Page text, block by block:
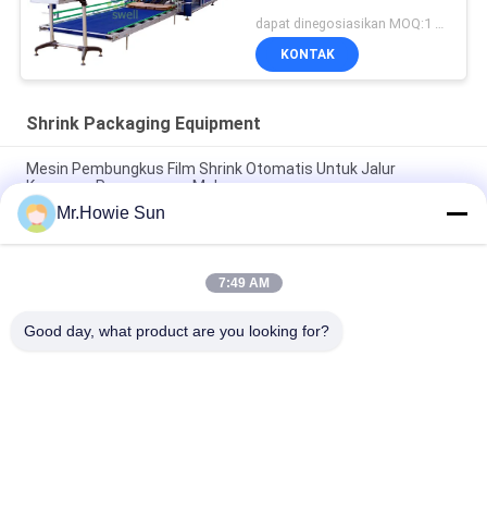
KONTAK
Shrink Packaging Equipment
Mesin Pembungkus Film Shrink Otomatis Untuk Jalur
Kemasan Pengemasan Makanan
Mesin Pembungkus Shrink Kinerja Tinggi Untuk Botol 35 Packs
/ Min Sepenuhnya Otomatis
Mesin Pembungkus Peregangan Kecepatan Tinggi 40 Packs /
Mr.Howie Sun
7:49 AM
Good day, what product are you looking for?